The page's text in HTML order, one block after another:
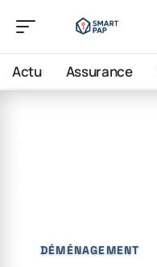
Actu Assurance
DÉMÉNAGEMENT